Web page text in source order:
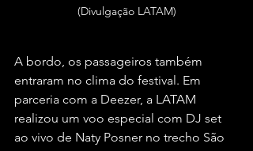
(Divulgação LATAM)
A bordo, os passageiros também
entraram no clima do festival. Em
parceria com a Deezer, a LATAM
realizou um voo especial com DJ set
ao vivo de Naty Posner no trecho São